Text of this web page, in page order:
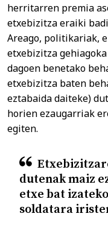
herritarren premia
etxebizitza eraiki
Areago, politikariak,
etxebizitza
dagoen benetako
etxebizitza baten
eztabaida daiteke)
horien ezaugarriak
egiten.
dutenak maiz
etxe bat
soldatara